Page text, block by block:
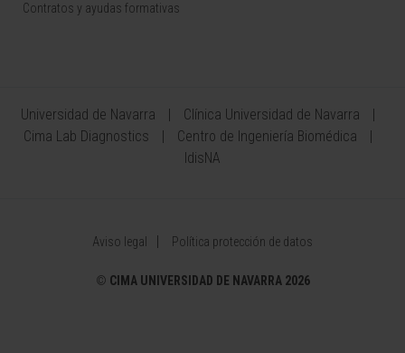
Contratos y ayudas formativas
Universidad de Navarra
Clínica Universidad de Navarra
Cima Lab Diagnostics
Centro de Ingeniería Biomédica
IdisNA
Aviso legal Política protección de datos
© CIMA UNIVERSIDAD DE NAVARRA 2026